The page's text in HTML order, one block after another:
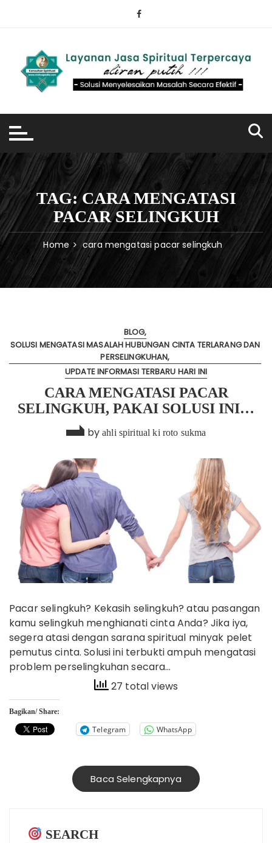
TAG:CARA MENGATASI
PACAR SELINGKUH
Home cara mengatasi pacar selingkuh
BLOG
SOLUSI MENGATASI MASALAH HUBUNGAN CINTA TERLARANG DAN
PERSELINGKUHAN
UPDATE INFORMASI TERBARU HARI INI
CARA MENGATASI PACAR
SELINGKUH, PAKAI SOLUSI INI…
byahli spiritual ki roto sukma
Pacar selingkuh? Kekasih selingkuh? atau pasangan
kamu selingkuh menghianati cinta Anda? Jika iya,
segera atasi dengan sarana spiritual minyak pelet
pemutus cinta. Solusi ini terbukti ampuh mengatasi
problem perselingkuhan secara…
27 total views
Bagikan/ Share:
Telegram WhatsApp
Baca Selengkapnya
SEARCH